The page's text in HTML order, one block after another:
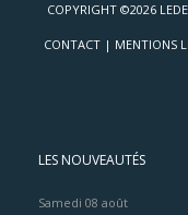
COPYRIGHT ©2026
CONTACT | MENTIONS
LES NOUVEAUTÉS
Samedi 08 août